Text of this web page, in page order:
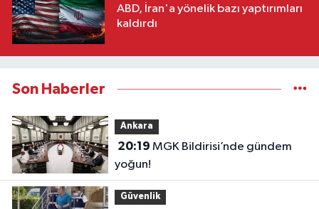
ABD, İran'a yönelik bazı yaptırımları
kaldırdı
Son Haberler
Ankara
20:19
yoğun!
Güvenlik